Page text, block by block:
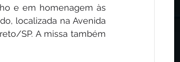
e em homenagem às
localizada na Avenida
SP. A missa também